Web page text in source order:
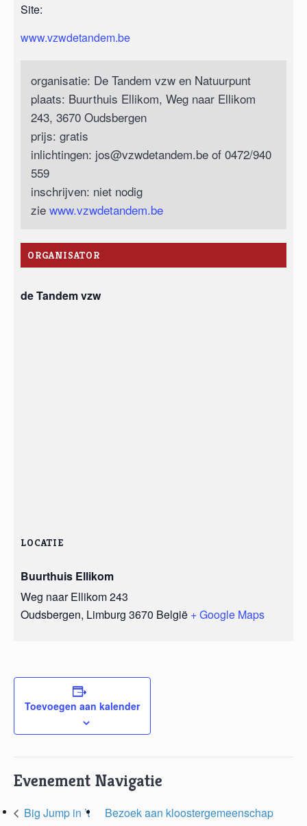
Site:
www.vzwdetandem.be
organisatie: De Tandem vzw en Natuurpunt
plaats: Buurthuis Ellikom, Weg naar Ellikom
243, 3670 Oudsbergen
prijs: gratis
inlichtingen: jos@vzwdetandem.be of 0472/940
559
inschrijven: niet nodig
zie www.vzwdetandem.be
ORGANISATOR
de Tandem vzw
LOCATIE
Buurthuis Ellikom
Weg naar Ellikom 243
Oudsbergen, Limburg 3670 België + Google Maps
Toevoegen aan kalender
Evenement Navigatie
Big Jump in ’t
Bezoek aan kloostergemeenschap